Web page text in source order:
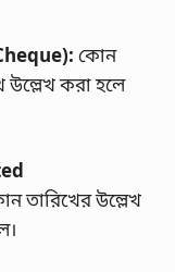
): কোন
উল্লেখ করা হলে
তারিখের উল্লেখ